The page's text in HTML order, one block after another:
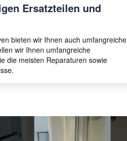
Ersatzteilen und
bieten wir Ihnen auch umfangreiche
wir Ihnen umfangreiche
die meisten Reparaturen sowie